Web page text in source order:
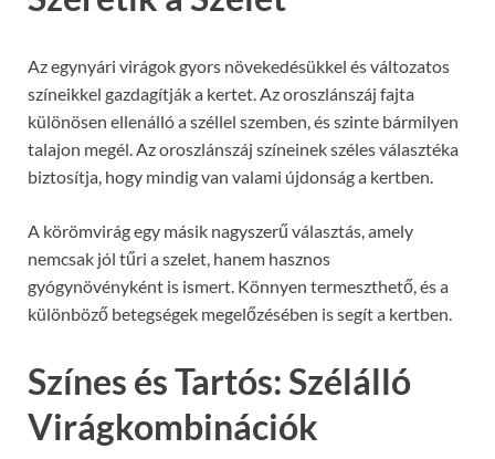
Az egynyári virágok gyors növekedésükkel és változatos
színeikkel gazdagítják a kertet. Az oroszlánszáj fajta
különösen ellenálló a széllel szemben, és szinte bármilyen
talajon megél. Az oroszlánszáj színeinek széles választéka
biztosítja, hogy mindig van valami újdonság a kertben.
A körömvirág egy másik nagyszerű választás, amely
nemcsak jól tűri a szelet, hanem hasznos
gyógynövényként is ismert. Könnyen termeszthető, és a
különböző betegségek megelőzésében is segít a kertben.
Színes és Tartós: Szélálló
Virágkombinációk